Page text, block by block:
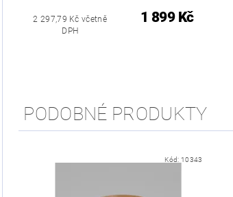
2 297,79 Kč včetně
DPH
1 899 Kč
PODOBNÉ PRODUKTY
Kód: 10343